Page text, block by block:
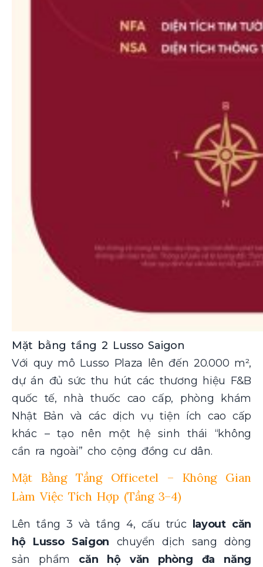
Mặt bằng tầng 2 Lusso Saigon
Với quy mô Lusso Plaza lên đến 20.000 m²,
dự án đủ sức thu hút các thương hiệu F&B
quốc tế, nhà thuốc cao cấp, phòng khám
Nhật Bản và các dịch vụ tiện ích cao cấp
khác – tạo nên một hệ sinh thái “không
cần ra ngoài” cho cộng đồng cư dân.
Mặt Bằng Tầng Officetel – Không Gian
Làm Việc Tích Hợp (Tầng 3–4)
Lên tầng 3 và tầng 4, cấu trúc
layout căn
hộ Lusso Saigon chuyển dịch sang dòng
sản phẩm căn hộ văn phòng đa năng